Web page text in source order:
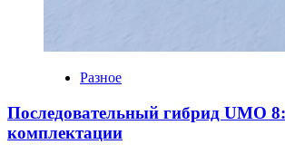
Разное
Последовательный гибрид UMO
комплектации